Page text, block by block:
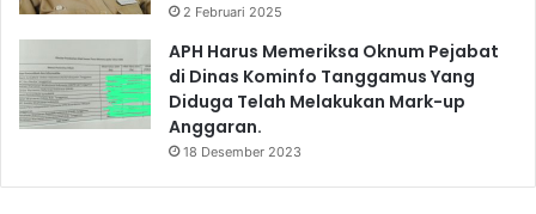
2 Februari 2025
APH Harus Memeriksa Oknum Pejabat
di Dinas Kominfo Tanggamus Yang
Diduga Telah Melakukan Mark-up
Anggaran.
18 Desember 2023